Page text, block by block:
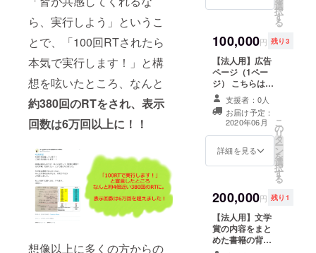
ら、実行しよう」というこ
とで、「100回RTされたら
本気で実行します！」と構
想を呟いたところ、なんと
約380回のRTをされ、表示
回数は6万回以上に！！
想像以上に多くの方からの
さい。
なくて
も大丈
夫で
す。
籍と、
開とは
別によ
り詳細
な内容
を映像
限定公
開の動
画URL
をお送
りしま
と一般
＆限定
公開の
動画に
スペ
選
択
す
る
100,000円 残り3
【法人用】広告
ページ（1ペー
ジ） こちらは事
業を運営されて
いる方を想定し
ております。今
回の文学賞をま
とめた書籍のな
かに宣伝用の
上、認知度アッ
プに向けた取り
組みを文学賞の
実施と一緒にさ
せていただけれ
支援者：0人
お届け予定：
2020年06月
詳細を見る
こ
の
リ
タ
ー
ン
を
選
択
す
る
200,000円 残り1
【法人用】文学
賞の内容をまと
めた書籍の背表